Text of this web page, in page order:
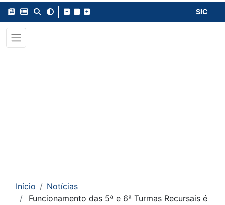
SIC
Início
Notícias
Funcionamento das 5ª e 6ª Turmas Recursais é